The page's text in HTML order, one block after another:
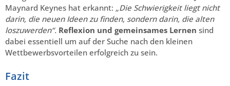
Maynard Keynes hat erkannt: „Die Schwierigkeit liegt nicht
darin, die neuen Ideen zu finden, sondern darin, die alten
loszuwerden“. Reflexion und gemeinsames Lernen sind
dabei essentiell um auf der Suche nach den kleinen
Wettbewerbsvorteilen erfolgreich zu sein.
Fazit